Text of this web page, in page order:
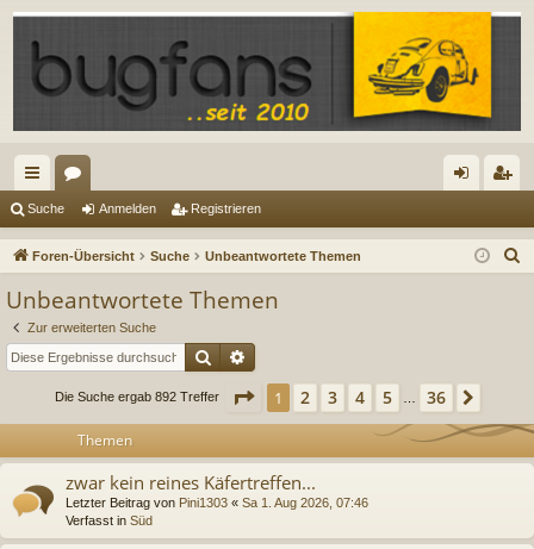
ch
ne
riff
en m ist
Suche Anmelden Registrieren
Foren-Übersicht Suche Unbeantwortete Themen
Unbeantwortete Themen
Zur erweiterten Suche
Suche
Die Suche ergab 892 Treffer Seite 1 von 36
1 2 3 4 5 36
Themen
zwar kein reines Käfertreffen...
Letzter Beitrag von Pini1303 « Sa 1. Aug 2026, 07:46
Verfasst in Süd